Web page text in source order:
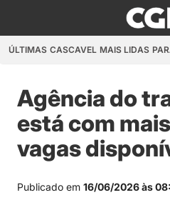
ÚLTIMAS CASCAVEL MAIS LIDAS
Agência do
está com
vagas
Publicado em 16/06/2026 às